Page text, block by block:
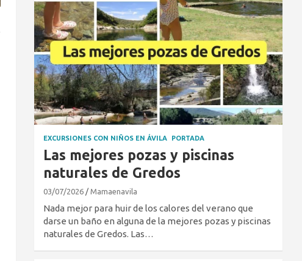
EXCURSIONES CON NIÑOS EN ÁVILA PORTADA
Las mejores pozas y piscinas
naturales de Gredos
03/07/2026 Mamaenavila
Nada mejor para huir de los calores del verano que
darse un baño en alguna de la mejores pozas y piscinas
naturales de Gredos. Las…